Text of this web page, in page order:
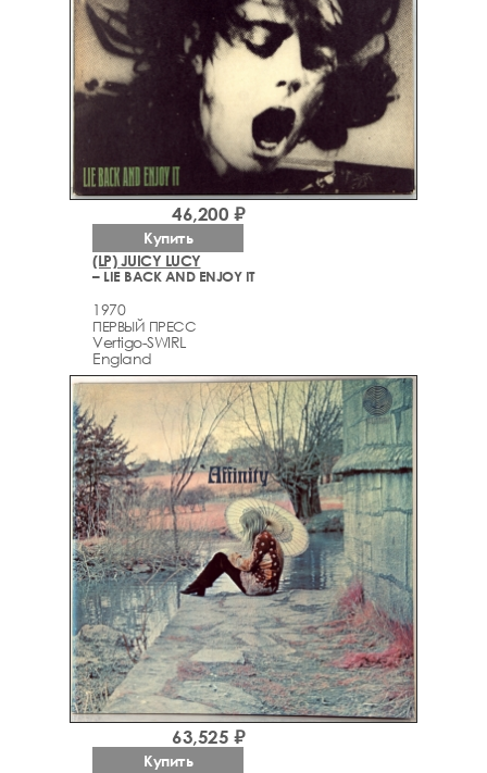
(LP) JUICY LUCY
– LIE BACK AND ENJOY IT
1970
ПЕРВЫЙ ПРЕСС
Vertigo-SWIRL
England
46,200 ₽
Купить
63,525 ₽
Купить